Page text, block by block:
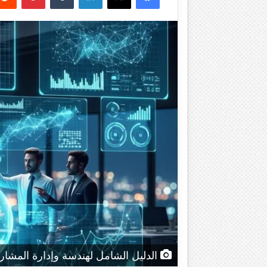
الدليل الشامل لهندسة وإدارة المشاريع